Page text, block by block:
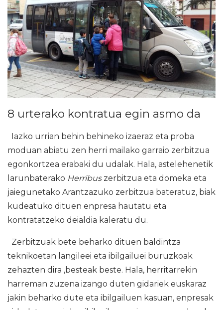
8 urterako kontratua egin asmo da
Iazko urrian behin behineko izaeraz eta proba
moduan abiatu zen herri mailako garraio zerbitzua
egonkortzea erabaki du udalak. Hala, astelehenetik
larunbaterako Herribuszerbitzua eta domeka eta
jaiegunetako Arantzazuko zerbitzua bateratuz, biak
kudeatuko dituen enpresa hautatu eta
kontratatzeko deialdia kaleratu du.
Zerbitzuak bete beharko dituen baldintza
teknikoetan langileei eta ibilgailuei buruzkoak
zehazten dira ,besteak beste. Hala, herritarrekin
harreman zuzena izango duten gidariek euskaraz
jakin beharko dute eta ibilgailuen kasuan, enpresak